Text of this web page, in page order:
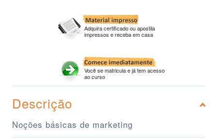
Adquira certificado ou apostila
impressos e receba em casa
Você se matricula e já tem acesso
ao curso
Descrição
Noções básicas de marketing